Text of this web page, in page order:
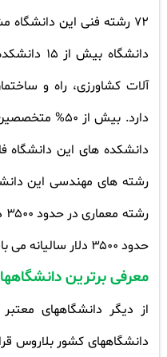
۷۲ رشته فنی این
دانشگاه
آلات کشاورزی، راه و
دارد. بیش از
دانشکده های این دانشگاه
حدود ۳۵۰۰ دلار سالیانه می باشد .
معرفی برترین
از دیگر دانشگاههای
دانشگاههای کشور بلاروس